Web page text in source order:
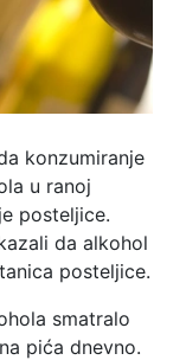
konzumiranje
u ranoj
posteljice.
da alkohol
posteljice.
smatralo
pića dnevno.